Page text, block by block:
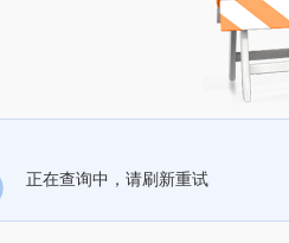
正在查询中，请刷新重试